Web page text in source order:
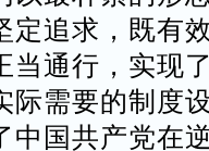
定追求，既有
当通行，实现
际需要的制度
中国共产党在